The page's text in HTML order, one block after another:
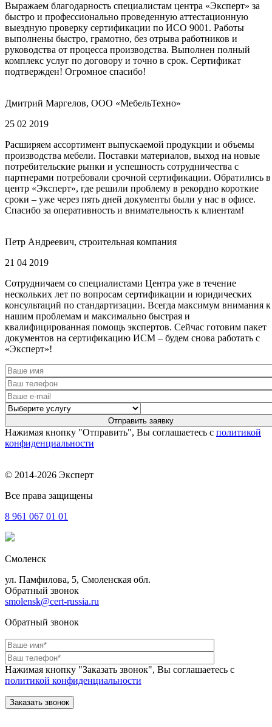
Выражаем благодарность специалистам центра «Эксперт» за
быстро и профессионально проведенную аттестационную
выездную проверку сертификации по ИСО 9001. Работы
выполнены быстро, грамотно, без отрыва работников и
руководства от процесса производства. Выполнен полный
комплекс услуг по договору и точно в срок. Сертификат
подтвержден! Огромное спасибо!
Дмитрий Маргелов, ООО «МебельТехно»
25 02 2019
Расширяем ассортимент выпускаемой продукции и объемы
производства мебели. Поставки материалов, выход на новые
потребительские рынки и успешность сотрудничества с
партнерами потребовали срочной сертификации. Обратились в
центр «Эксперт», где решили проблему в рекордно короткие
сроки – уже через пять дней документы были у нас в офисе.
Спасибо за оперативность и внимательность к клиентам!
Петр Андреевич, строительная компания
21 04 2019
Сотрудничаем со специалистами Центра уже в течение
нескольких лет по вопросам сертификации и юридических
консультаций по стандартизации. Всегда максимум внимания к
нашим проблемам и максимально быстрая и
квалифицированная помощь экспертов. Сейчас готовим пакет
документов на сертификацию ИСМ – будем снова работать с
«Эксперт»!
Нажимая кнопку "Отправить", Вы соглашаетесь с политикой
конфиденциальности
© 2014-2026 Эксперт
Все права защищены
8 961 067 01 01
Смоленск
ул. Памфилова, 5, Смоленская обл.
Обратный звонок
smolensk@cert-russia.ru
Обратный звонок
Нажимая кнопку "Заказать звонок", Вы соглашаетесь с
политикой конфиденциальности